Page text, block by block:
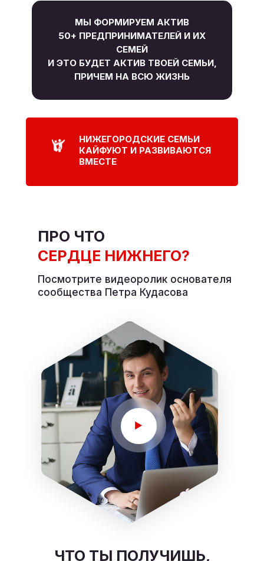
МЫ ФОРМИРУЕМ АКТИВ
50+ ПРЕДПРИНИМАТЕЛЕЙ И ИХ
СЕМЕЙ
И ЭТО БУДЕТ АКТИВ ТВОЕЙ СЕМЬИ,
ПРИЧЕМ НА ВСЮ ЖИЗНЬ
НИЖЕГОРОДСКИЕ СЕМЬИ
КАЙФУЮТ И РАЗВИВАЮТСЯ
ВМЕСТЕ
ПРО ЧТО
СЕРДЦЕ НИЖНЕГО?
Посмотрите видеоролик основателя
сообщества Петра Кудасова
ЧТО ТЫ ПОЛУЧИШЬ,